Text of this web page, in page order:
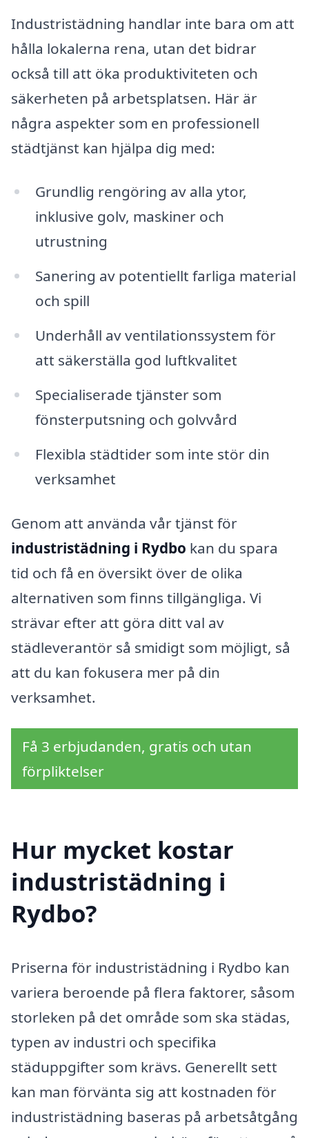
Industristädning handlar inte bara om att
hålla lokalerna rena, utan det bidrar
också till att öka produktiviteten och
säkerheten på arbetsplatsen. Här är
några aspekter som en professionell
städtjänst kan hjälpa dig med:
Grundlig rengöring av alla ytor,
inklusive golv, maskiner och
utrustning
Sanering av potentiellt farliga material
och spill
Underhåll av ventilationssystem för
att säkerställa god luftkvalitet
Specialiserade tjänster som
fönsterputsning och golvvård
Flexibla städtider som inte stör din
verksamhet
Genom att använda vår tjänst för
industristädning i Rydbo kan du spara
tid och få en översikt över de olika
alternativen som finns tillgängliga. Vi
strävar efter att göra ditt val av
städleverantör så smidigt som möjligt, så
att du kan fokusera mer på din
verksamhet.
Få 3 erbjudanden, gratis och utan
förpliktelser
Hur mycket kostar
industristädning i
Rydbo?
Priserna för industristädning i Rydbo kan
variera beroende på flera faktorer, såsom
storleken på det område som ska städas,
typen av industri och specifika
städuppgifter som krävs. Generellt sett
kan man förvänta sig att kostnaden för
industristädning baseras på arbetsåtgång